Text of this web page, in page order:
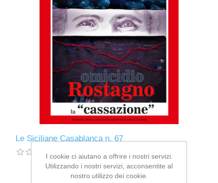
Le Siciliane Casablanca n. 67
I cookie ci aiutano a offrire i nostri servizi.
Utilizzando i nostri servizi, acconsentite al
nostro utilizzo dei cookie.